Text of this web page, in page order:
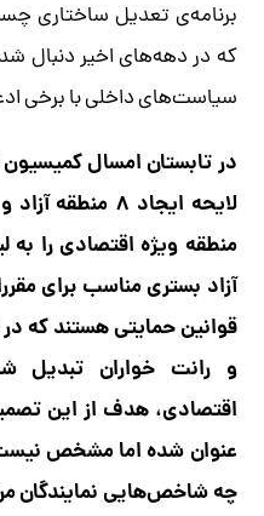
برنامه‌ی تعدیل ساختاری
که در دهه‌های اخیر دنبال
سیاست‌های داخلی با برخی
در تابستان امسال
منطقه ویژه اقتصادی را
آزاد بستری مناسب برای
قوانین حمایتی هستند که در
و رانت خواران تبدیل
اقتصادی، هدف از این
عنوان شده اما مشخص نیست
چه شاخص‌هایی نمایندگان